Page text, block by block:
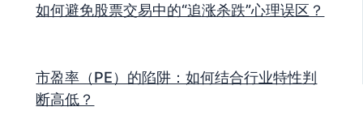
如何避免股票交易中的“追涨杀跌”心理误区？
市盈率（PE）的陷阱：如何结合行业特性判
断高低？